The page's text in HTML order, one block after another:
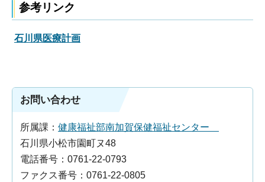
参考リンク
石川県医療計画
お問い合わせ
所属課： 健康福祉部南加賀保健福祉センター
石川県小松市園町ヌ48
電話番号：0761-22-0793
ファクス番号：0761-22-0805